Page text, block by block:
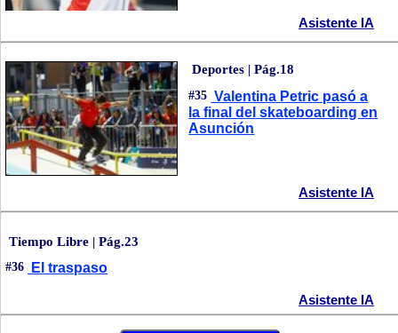
Asistente IA
Deportes | Pág.18
#35 Valentina Petric pasó a
la final del skateboarding en
Asunción
Asistente IA
Tiempo Libre | Pág.23
#36 El traspaso
Asistente IA